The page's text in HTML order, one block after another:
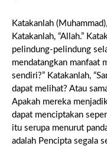
Katakanlah
Katakanlah, “Allah.”
pelindung-pelindung
mendatangkan manfaat
sendiri?” Katakanlah,
dapat melihat? Atau
Apakah mereka
dapat menciptakan
itu serupa menurut
adalah Pencipta segala